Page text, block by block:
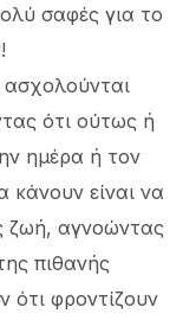
σαφές για το
ότι ούτως ή
ημέρα ή τον
κάνουν είναι να
ζωή, αγνοώντας
πιθανής
ότι φροντίζουν